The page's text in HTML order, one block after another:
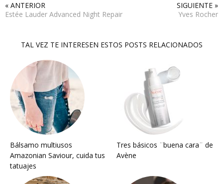
« ANTERIOR
Estée Lauder Advanced Night Repair
SIGUIENTE »
Yves Rocher
TAL VEZ TE INTERESEN ESTOS POSTS RELACIONADOS
Bálsamo multiusos
Amazonian Saviour, cuida tus
tatuajes
Tres básicos ¨buena cara¨ de
Avène